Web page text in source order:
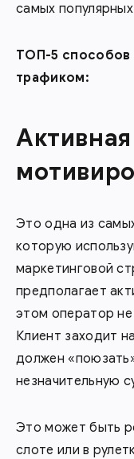
самых
ТОП-5 способов
трафиком:
Это одна из
которую
маркетинговой
предполагает
этом оператор
Клиент заходит
должен
незначительную
Это может быть
слоте или в